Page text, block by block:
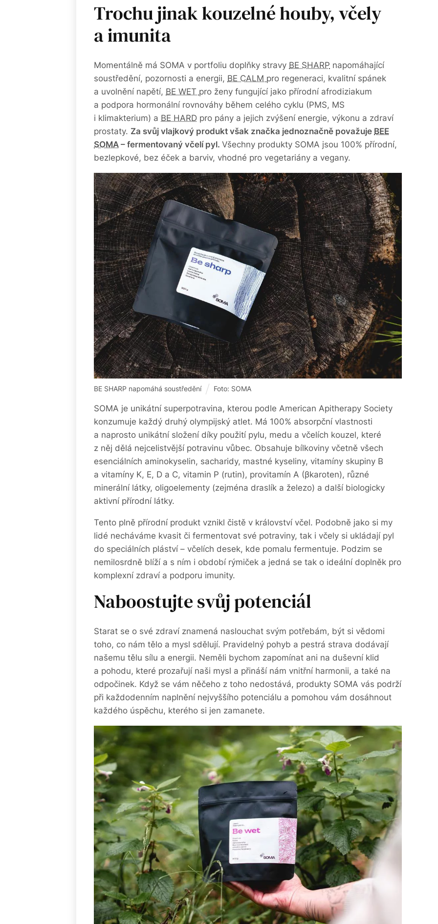
Trochu jinak kouzelné houby, včely
a imunita
Momentálně má SOMA v portfoliu doplňky stravy BE SHARP napomáhající
soustředění, pozornosti a energii, BE CALM pro regeneraci, kvalitní spánek
a uvolnění napětí, BE WET pro ženy fungující jako přírodní afrodiziakum
a podpora hormonální rovnováhy během celého cyklu (PMS, MS
i klimakterium) a BE HARD pro pány a jejich zvýšení energie, výkonu a zdraví
prostaty. Za svůj vlajkový produkt však značka jednoznačně považuje BEE
SOMA – fermentovaný včelí pyl. Všechny produkty SOMA jsou 100% přírodní,
bezlepkové, bez éček a barviv, vhodné pro vegetariány a vegany.
BE SHARP napomáhá soustředění Foto: SOMA
SOMA je unikátní superpotravina, kterou podle American Apitherapy Society
konzumuje každý druhý olympijský atlet. Má 100% absorpční vlastnosti
a naprosto unikátní složení díky použití pylu, medu a včelích kouzel, které
z něj dělá nejcelistvější potravinu vůbec. Obsahuje bílkoviny včetně všech
esenciálních aminokyselin, sacharidy, mastné kyseliny, vitamíny skupiny B
a vitamíny K, E, D a C, vitamin P (rutin), provitamín A (βkaroten), různé
minerální látky, oligoelementy (zejména draslík a železo) a další biologicky
aktivní přírodní látky.
Tento plně přírodní produkt vznikl čistě v království včel. Podobně jako si my
lidé necháváme kvasit či fermentovat své potraviny, tak i včely si ukládají pyl
do speciálních pláství – včelích desek, kde pomalu fermentuje. Podzim se
nemilosrdně blíží a s ním i období rýmiček a jedná se tak o ideální doplněk pro
komplexní zdraví a podporu imunity.
Naboost ujte svůj potenciál
Starat se o své zdraví znamená naslouchat svým potřebám, být si vědomi
toho, co nám tělo a mysl sdělují. Pravidelný pohyb a pestrá strava dodávají
našemu tělu sílu a energii. Neměli bychom zapomínat ani na duševní klid
a pohodu, které prozařují naši mysl a přináší nám vnitřní harmonii, a také na
odpočinek. Když se vám něčeho z toho nedostává, produkty SOMA vás podrží
při každodenním naplnění nejvyššího potenciálu a pomohou vám dosáhnout
každého úspěchu, kterého si jen zamanete.